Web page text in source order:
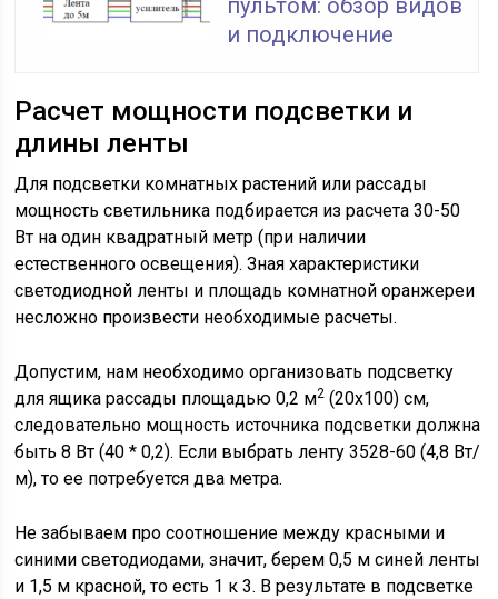
пультом: обзор видов
и подключение
Расчет мощности подсветки и
длины ленты
Для подсветки комнатных растений или рассады
мощность светильника подбирается из расчета 30-50
Вт на один квадратный метр (при наличии
естественного освещения). Зная характеристики
светодиодной ленты и площадь комнатной оранжереи
несложно произвести необходимые расчеты.
Допустим, нам необходимо организовать подсветку
для ящика рассады площадью 0,2 м2 (20х100) см,
следовательно мощность источника подсветки должна
быть 8 Вт (40 * 0,2). Если выбрать ленту 3528-60 (4,8 Вт/
м), то ее потребуется два метра.
Не забываем про соотношение между красными и
синими светодиодами, значит, берем 0,5 м синей ленты
и 1,5 м красной, то есть 1 к 3. В результате в подсветке